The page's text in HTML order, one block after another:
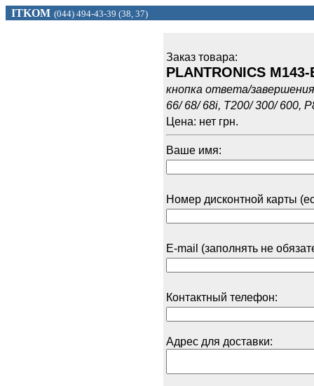
ITKOM (044) 494-43-39 (38, 37)
Заказ товарa:
PLANTRONICS M143-
кнопка ответа/
66/ 68/ 68i, T200/ 300/ 600,
Цена: нет грн.
Ваше имя:
Номер дисконтной карты
E-mail (заполнять не
Контактный телефон:
Адрес для доставки: